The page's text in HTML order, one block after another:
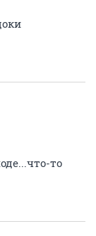
то